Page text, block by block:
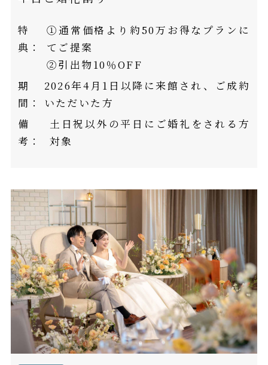
特
典：
①通常価格より約50万お得なプランに
てご提案
②引出物10％OFF
期
間：
2026年4月1日以降に来館され、ご成約
いただいた方
備
考：
土日祝以外の平日にご婚礼をされる方
対象